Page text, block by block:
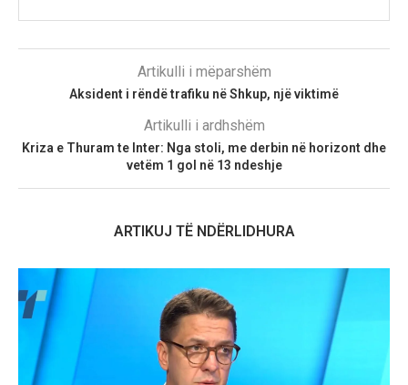
Artikulli i mëparshëm
Aksident i rëndë trafiku në Shkup, një viktimë
Artikulli i ardhshëm
Kriza e Thuram te Inter: Nga stoli, me derbin në horizont dhe
vetëm 1 gol në 13 ndeshje
ARTIKUJ TË NDËRLIDHURA